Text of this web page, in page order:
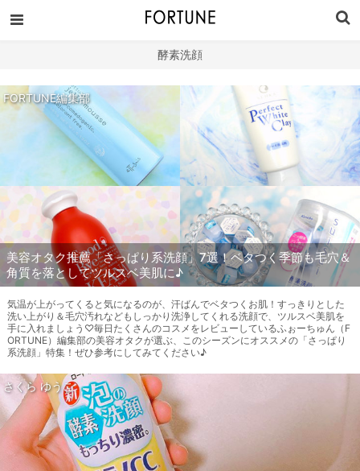
酵素洗顔
FORTUNE編集部
美容オタク推薦「さっぱり系洗顔」7選！ベタつく季節も毛穴＆
角質を落としてツルスベ美肌に♪
気温が上がってくると気になるのが、汗ばんでベタつくお肌！すっきりとした
洗い上がり＆毛穴汚れなどもしっかり洗浄してくれる洗顔で、ツルスベ美肌を
手に入れましょう♡毎日たくさんのコスメをレビューしているふぉーちゅん（F
ORTUNE）編集部の美容オタクが選ぶ、このシーズンにオススメの「さっぱり
系洗顔」特集！ぜひ参考にしてみてください♪
さくら ゆうこ